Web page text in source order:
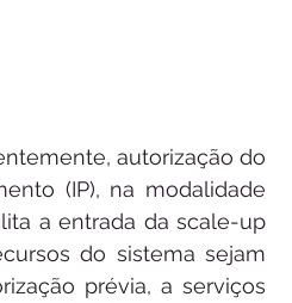
autorização do
(IP), na modalidade
a entrada da scale-up
do sistema sejam
prévia, a serviços